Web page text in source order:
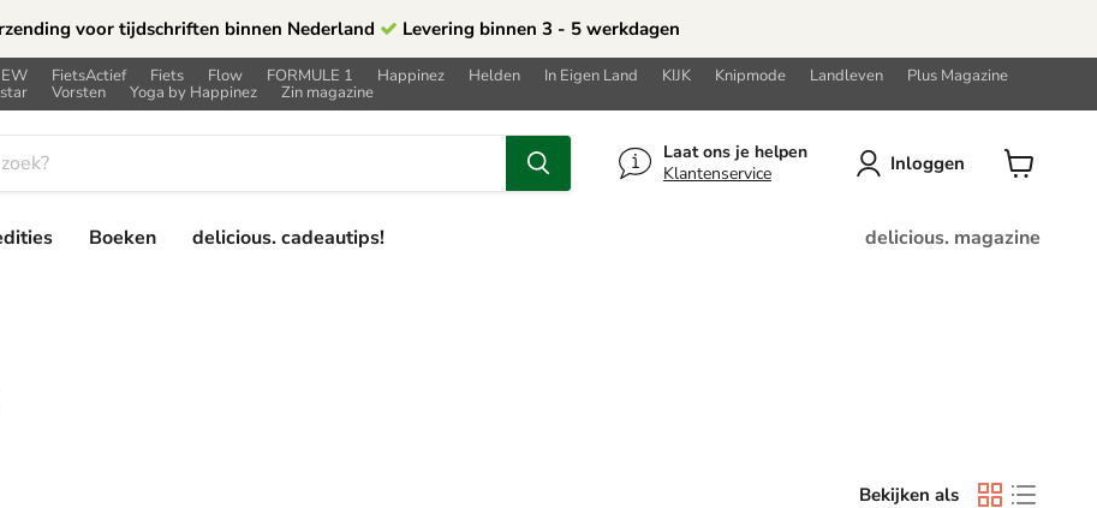
voor tijdschriften binnen Nederland Levering binnen 3 - 5 werkdagen
EW FietsActief Fiets Flow FORMULE 1 Happinez Helden In Eigen Land KIJK Knipmode Landleven Plus Magazine
Vorsten Yoga by Happinez Zin magazine
Laat ons je helpen
Klantenservice
Inloggen
Boeken delicious. cadeautips! delicious. magazine
Bekijken als